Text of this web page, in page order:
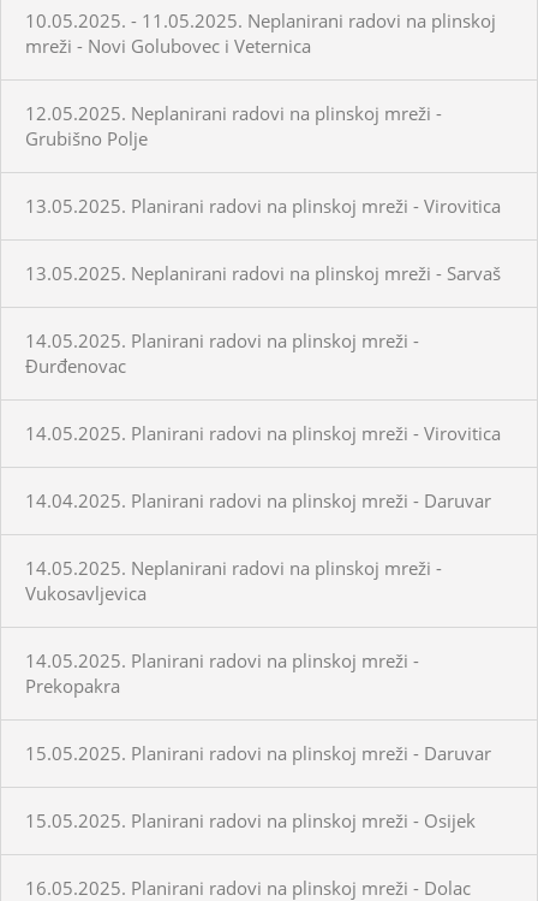
10.05.2025. - 11.05.2025. Neplanirani radovi na plinskoj
mreži - Novi Golubovec i Veternica
12.05.2025. Neplanirani radovi na plinskoj mreži -
Grubišno Polje
13.05.2025. Planirani radovi na plinskoj mreži - Virovitica
13.05.2025. Neplanirani radovi na plinskoj mreži - Sarvaš
14.05.2025. Planirani radovi na plinskoj mreži -
Đurđenovac
14.05.2025. Planirani radovi na plinskoj mreži - Virovitica
14.04.2025. Planirani radovi na plinskoj mreži - Daruvar
14.05.2025. Neplanirani radovi na plinskoj mreži -
Vukosavljevica
14.05.2025. Planirani radovi na plinskoj mreži -
Prekopakra
15.05.2025. Planirani radovi na plinskoj mreži - Daruvar
15.05.2025. Planirani radovi na plinskoj mreži - Osijek
16.05.2025. Planirani radovi na plinskoj mreži - Dolac